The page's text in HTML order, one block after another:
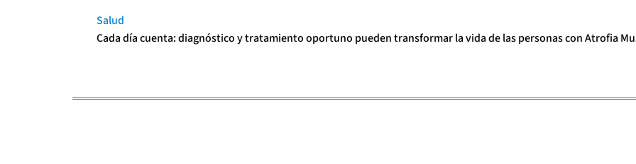
Salud
Cada día cuenta: diagnóstico y tratamiento oportuno pueden transformar la vida de las personas con Atrofia